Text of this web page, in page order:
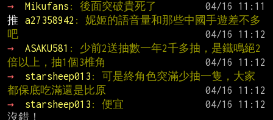
→
Mikufans : 後面突破貴死了
推
a27358942 : 妮姬的語音量和那些中國手遊差不多
吧
→
ASAKU581 : 少前2送抽數一年2千多抽，是鐵鳴絕2
倍以上，抽1個3椎角
→
starsheep013 : 可是終角色突滿少抽一隻，大家
都保底吃滿還是比原
→
starsheep013 : 便宜